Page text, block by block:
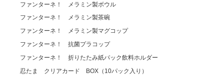
ファンターネ！ メラミン製ボウル
ファンターネ！ メラミン製茶碗
ファンターネ！ メラミン製マグコップ
ファンターネ！ 抗菌プラコップ
ファンターネ！ 折りたたみ紙パック飲料ホルダー
忍たま クリアカード BOX（10パック入り）